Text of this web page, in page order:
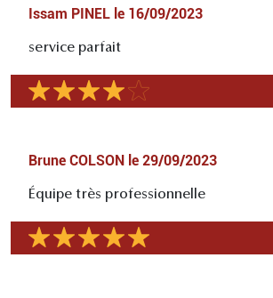
Issam PINEL le 16/09/2023
service parfait
Brune COLSON le 29/09/2023
Équipe très professionnelle